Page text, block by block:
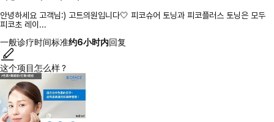
안녕하세요 고객님:) 고트의원입니다🤍 피코슈어 토닝과 피코플러스 토닝은 모두
피코초 레이...
一般诊疗时间标准约6小时内回复
这个项目怎么样？